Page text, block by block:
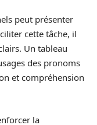
peut présenter
cette tâche, il
Un tableau
des pronoms
et compréhension
la